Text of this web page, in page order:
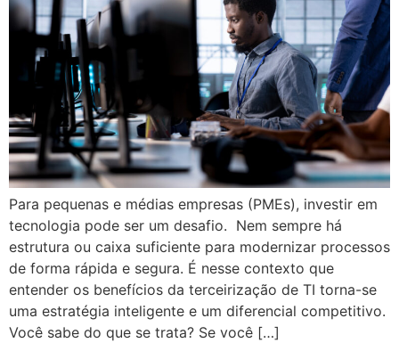
Para pequenas e médias empresas (PMEs), investir em
tecnologia pode ser um desafio. Nem sempre há
estrutura ou caixa suficiente para modernizar processos
de forma rápida e segura. É nesse contexto que
entender os benefícios da terceirização de TI torna-se
uma estratégia inteligente e um diferencial competitivo.
Você sabe do que se trata? Se você […]